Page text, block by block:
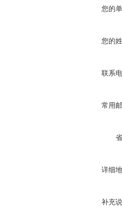
您的
您的
联系
常用
详细
补充